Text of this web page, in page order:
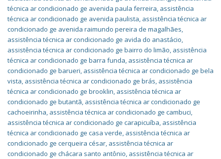
técnica ar condicionado ge avenida paula ferreira, assistência
técnica ar condicionado ge avenida paulista, assistência técnica ar
condicionado ge avenida raimundo pereira de magalhães,
assistência técnica ar condicionado ge avida do anastácio,
assistência técnica ar condicionado ge bairro do limão, assistência
técnica ar condicionado ge barra funda, assistência técnica ar
condicionado ge barueri, assistência técnica ar condicionado ge bela
vista, assistência técnica ar condicionado ge brás, assistência
técnica ar condicionado ge brooklin, assistência técnica ar
condicionado ge butantã, assistência técnica ar condicionado ge
cachoeirinha, assistência técnica ar condicionado ge cambuci,
assistência técnica ar condicionado ge carapicuíba, assistência
técnica ar condicionado ge casa verde, assistência técnica ar
condicionado ge cerqueira césar, assistência técnica ar
condicionado ge chácara santo antônio, assistência técnica ar